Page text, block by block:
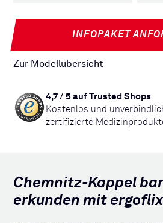
INFOPAKET
Zur Modellübersicht
4,7 / 5 auf Trusted Shops
Kostenlos und
zertifizierte
Chemnitz-Kappel
erkunden mit ergoflix